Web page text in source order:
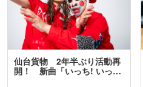
仙台貨物 2年半ぶり活動再
開！ 新曲「いっち! いっ…